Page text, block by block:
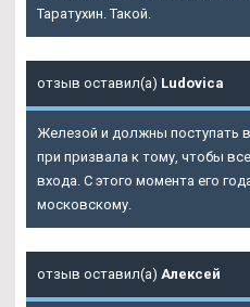
Таратухин. Такой.
отзыв оставил(а) Ludovica
Железой и должны поступать
при призвала к тому, чтобы
входа. С этого момента его
московскому.
отзыв оставил(а) Алексей